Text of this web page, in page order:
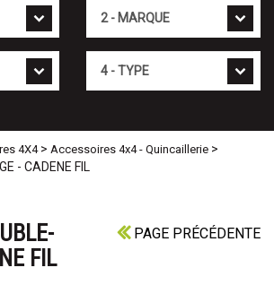
4X4> Accessoires 4x4 - Quincaillerie >
- CADENE FIL
PAGE PRÉCÉDENTE
FIL